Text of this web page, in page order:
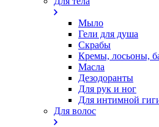
Мыло
Гели для душа
Скрабы
Кремы, лосьоны,
Масла
Дезодоранты
Для рук и ног
Для интимной
Для волос